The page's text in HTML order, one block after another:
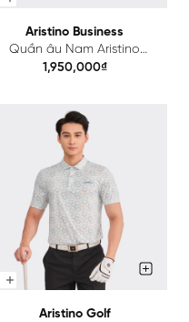
Aristino Business
Quần âu Nam Aristino
Business Regular 1TR0090Z
1,950,000₫
Aristino Golf